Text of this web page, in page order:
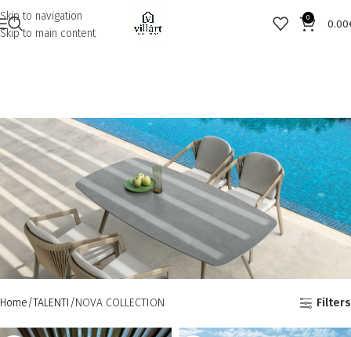
Skip to navigation
Skip to main content
0
0.00
Home TALENTI NOVA COLLECTION Filters